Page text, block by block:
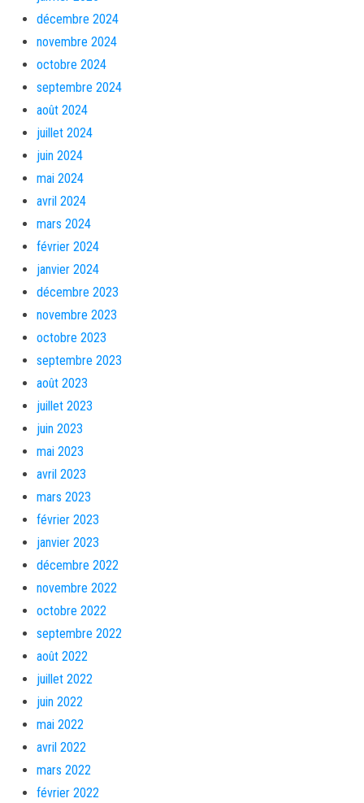
décembre 2024
novembre 2024
octobre 2024
septembre 2024
août 2024
juillet 2024
juin 2024
mai 2024
avril 2024
mars 2024
février 2024
janvier 2024
décembre 2023
novembre 2023
octobre 2023
septembre 2023
août 2023
juillet 2023
juin 2023
mai 2023
avril 2023
mars 2023
février 2023
janvier 2023
décembre 2022
novembre 2022
octobre 2022
septembre 2022
août 2022
juillet 2022
juin 2022
mai 2022
avril 2022
mars 2022
février 2022